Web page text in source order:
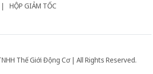
HỘP GIẢM TỐC
Thế Giới Động Cơ | All Rights Reserved.